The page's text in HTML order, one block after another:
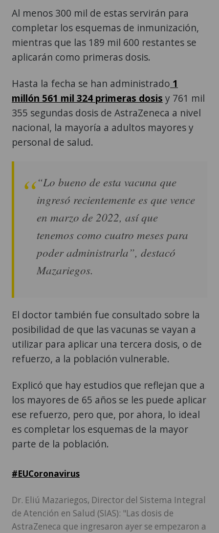
Al menos 300 mil de estas servirán para
completar los esquemas de inmunización,
mientras que las 189 mil 600 restantes se
aplicarán como primeras dosis.
Hasta la fecha se han administrado 1
millón 561 mil 324 primeras dosis y 761 mil
355 segundas dosis de AstraZeneca a nivel
nacional, la mayoría a adultos mayores y
personal de salud.
“Lo bueno de esta vacuna que
ingresó recientemente es que vence
en marzo de 2022, así que
tenemos como cuatro meses para
poder administrarla”, destacó
Mazariegos.
El doctor también fue consultado sobre la
posibilidad de que las vacunas se vayan a
utilizar para aplicar una tercera dosis, o de
refuerzo, a la población vulnerable.
Explicó que hay estudios que reflejan que a
los mayores de 65 años se les puede aplicar
ese refuerzo, pero que, por ahora, lo ideal
es completar los esquemas de la mayor
parte de la población.
#EUCoronavirus
Dr. Eliú Mazariegos, Director del Sistema Integral
de Atención en Salud (SIAS): "Las dosis de
AstraZeneca que ingresaron ayer se empezaron a